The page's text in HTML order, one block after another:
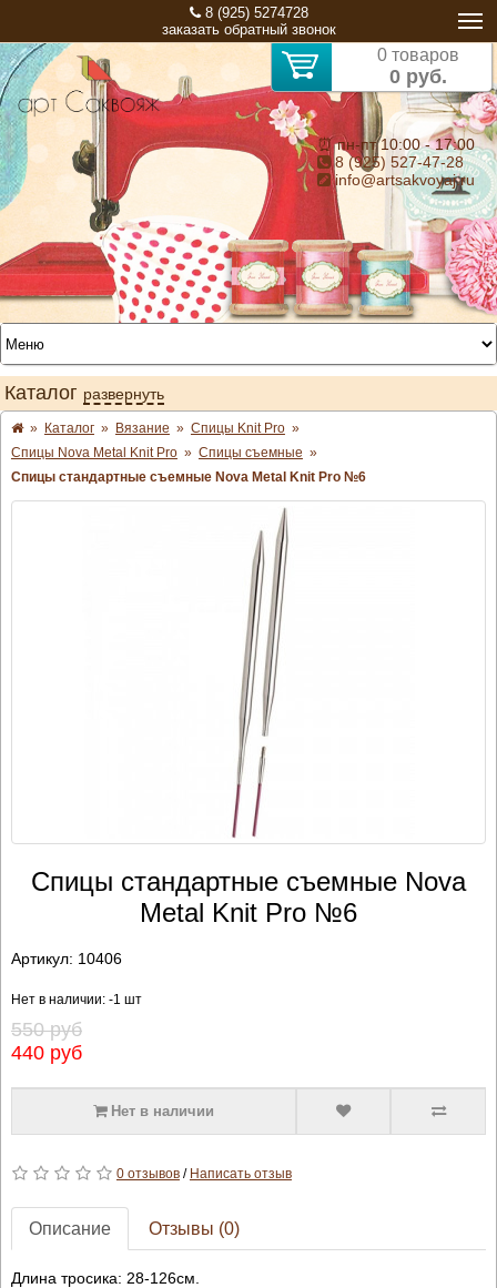
8 (925) 5274728
заказать обратный звонок
0 товаров
0 руб.
⏰ пн-пт 10:00 - 17:00
8 (925) 527-47-28
info@artsakvoyaj.ru
Каталог развернуть
» Каталог » Вязание » Спицы Knit Pro »
Спицы Nova Metal Knit Pro » Спицы съемные »
Спицы стандартные съемные Nova Metal Knit Pro №6
Спицы стандартные съемные Nova
Metal Knit Pro №6
Артикул: 10406
Нет в наличии: -1 шт
550 руб
440 руб
Нет в наличии
0 отзывов/ Написать отзыв
Описание Отзывы (0)
Длина тросика: 28-126см.